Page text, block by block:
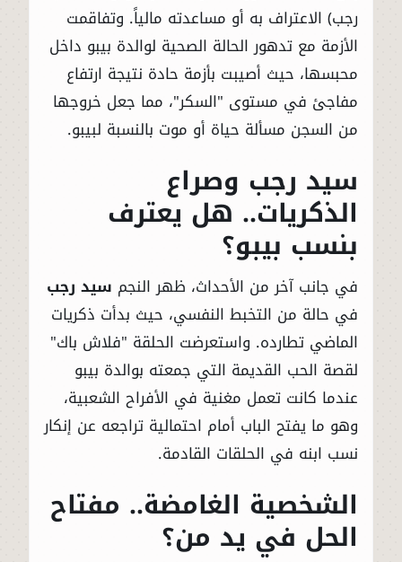
رجب) الاعتراف به أو مساعدته مالياً. وتفاقمت
الأزمة مع تدهور الحالة الصحية لوالدة بيبو داخل
محبسها، حيث أصيبت بأزمة حادة نتيجة ارتفاع
مفاجئ في مستوى "السكر"، مما جعل خروجها
من السجن مسألة حياة أو موت بالنسبة لبيبو.
سيد رجب وصراع
الذكريات.. هل يعترف
بنسب بيبو؟
في جانب آخر من الأحداث، ظهر النجم سيد رجب
في حالة من التخبط النفسي، حيث بدأت ذكريات
الماضي تطارده. واستعرضت الحلقة "فلاش باك"
لقصة الحب القديمة التي جمعته بوالدة بيبو
عندما كانت تعمل مغنية في الأفراح الشعبية،
وهو ما يفتح الباب أمام احتمالية تراجعه عن إنكار
نسب ابنه في الحلقات القادمة.
الشخصية الغامضة.. مفتاح
الحل في يد من؟